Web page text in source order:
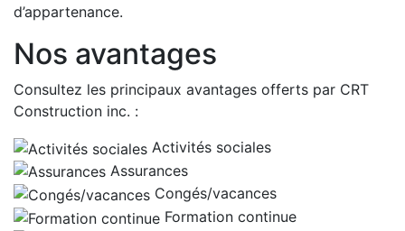
d’appartenance.
Nos avantages
Consultez les principaux avantages offerts par CRT
Construction inc. :
Activités sociales
Assurances
Congés/vacances
Formation continue